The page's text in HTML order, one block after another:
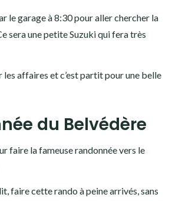
le garage à 8:30 pour aller chercher la
sera une petite Suzuki qui fera très
les affaires et c’est partit pour une belle
du Belvédère
faire la fameuse randonnée vers le
faire cette rando à peine arrivés, sans